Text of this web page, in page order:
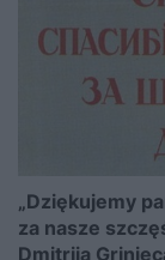
„Dziękujemy
za nasze
Dmitrija